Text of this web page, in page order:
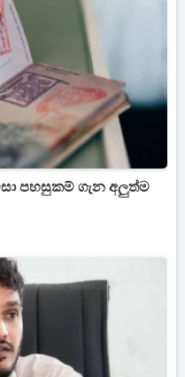
පහසුකම් ගැන අලුත්ම